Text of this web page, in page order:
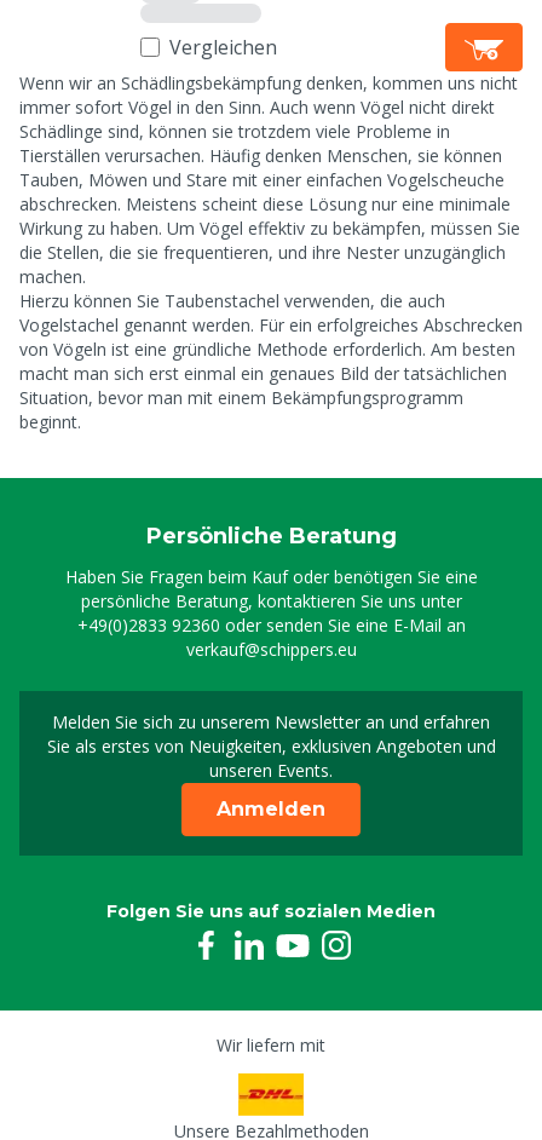
Vergleichen
Wenn wir an Schädlingsbekämpfung denken, kommen uns nicht
immer sofort Vögel in den Sinn. Auch wenn Vögel nicht direkt
Schädlinge sind, können sie trotzdem viele Probleme in
Tierställen verursachen. Häufig denken Menschen, sie können
Tauben, Möwen und Stare mit einer einfachen Vogelscheuche
abschrecken. Meistens scheint diese Lösung nur eine minimale
Wirkung zu haben. Um Vögel effektiv zu bekämpfen, müssen Sie
die Stellen, die sie frequentieren, und ihre Nester unzugänglich
machen.
Hierzu können Sie Taubenstachel verwenden, die auch
Vogelstachel genannt werden. Für ein erfolgreiches Abschrecken
von Vögeln ist eine gründliche Methode erforderlich. Am besten
macht man sich erst einmal ein genaues Bild der tatsächlichen
Situation, bevor man mit einem Bekämpfungsprogramm
beginnt.
Persönliche Beratung
Haben Sie Fragen beim Kauf oder benötigen Sie eine
persönliche Beratung, kontaktieren Sie uns unter
+49(0)2833 92360 oder senden Sie eine E-Mail an
verkauf@schippers.eu
Melden Sie sich zu unserem Newsletter an und erfahren
Sie als erstes von Neuigkeiten, exklusiven Angeboten und
unseren Events.
Melden Sie sich für
Anmelden
Folgen Sie uns auf sozialen Medien
Wir liefern mit
Unsere Bezahlmethoden